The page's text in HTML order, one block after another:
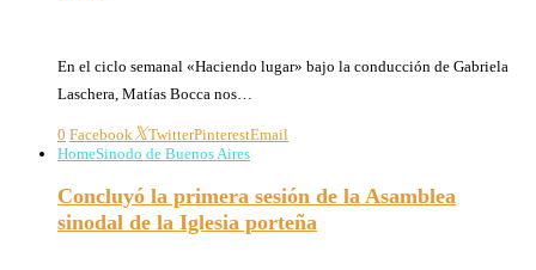
En el ciclo semanal «Haciendo lugar» bajo la conducción de Gabriela
Laschera, Matías Bocca nos…
0 Facebook TwitterPinterestEmail
HomeSinodo de Buenos Aires
Concluyó la primera sesión de la Asamblea
sinodal de la Iglesia porteña